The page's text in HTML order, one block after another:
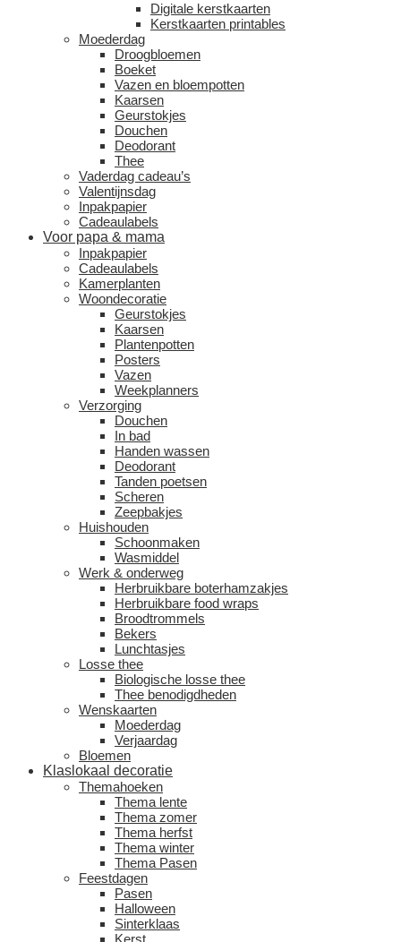
Digitale kerstkaarten
Kerstkaarten printables
Moederdag
Droogbloemen
Boeket
Vazen en bloempotten
Kaarsen
Geurstokjes
Douchen
Deodorant
Thee
Vaderdag cadeau’s
Valentijnsdag
Inpakpapier
Cadeaulabels
Voor papa & mama
Inpakpapier
Cadeaulabels
Kamerplanten
Woondecoratie
Geurstokjes
Kaarsen
Plantenpotten
Posters
Vazen
Weekplanners
Verzorging
Douchen
In bad
Handen wassen
Deodorant
Tanden poetsen
Scheren
Zeepbakjes
Huishouden
Schoonmaken
Wasmiddel
Werk & onderweg
Herbruikbare boterhamzakjes
Herbruikbare food wraps
Broodtrommels
Bekers
Lunchtasjes
Losse thee
Biologische losse thee
Thee benodigdheden
Wenskaarten
Moederdag
Verjaardag
Bloemen
Klaslokaal decoratie
Themahoeken
Thema lente
Thema zomer
Thema herfst
Thema winter
Thema Pasen
Feestdagen
Pasen
Halloween
Sinterklaas
Kerst